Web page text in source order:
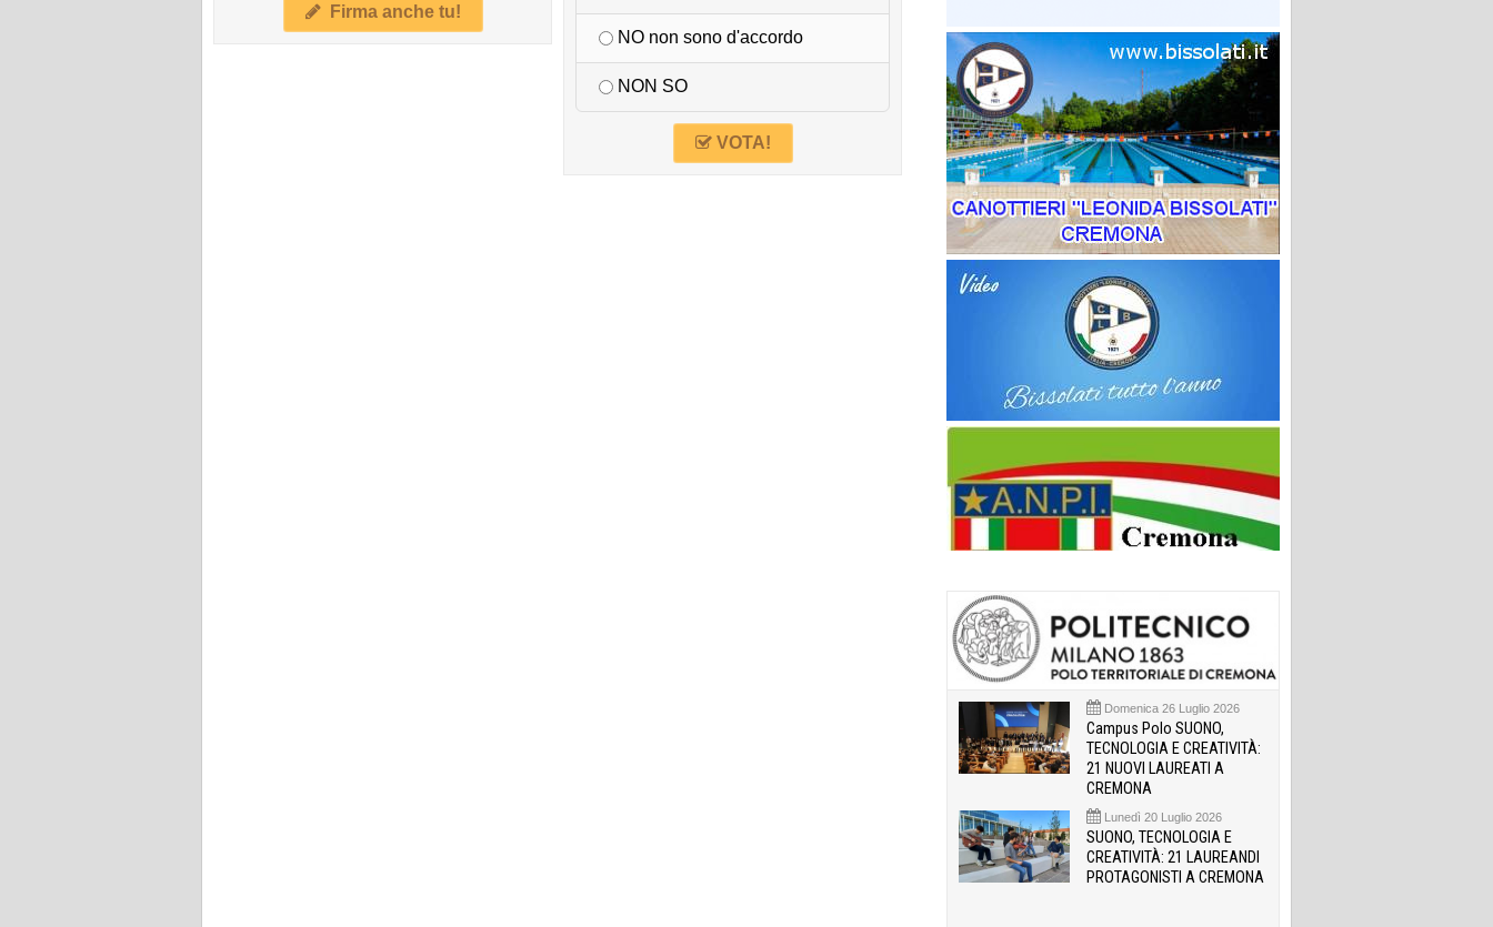
Firma anche tu!
NO non sono d'accordo
NON SO
VOTA!
Domenica 26 Luglio 2026
Campus Polo SUONO,
TECNOLOGIA E CREATIVITÀ:
21 NUOVI LAUREATI A
CREMONA
Lunedì 20 Luglio 2026
SUONO, TECNOLOGIA E
CREATIVITÀ: 21 LAUREANDI
PROTAGONISTI A CREMONA